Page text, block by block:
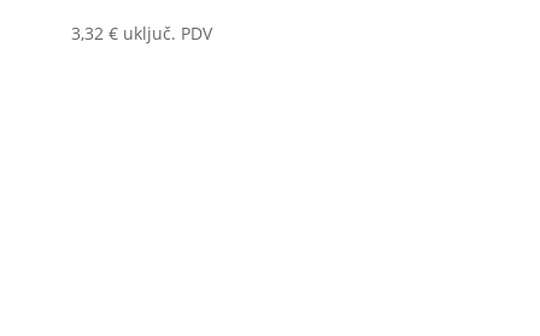
3,32 € uključ. PDV